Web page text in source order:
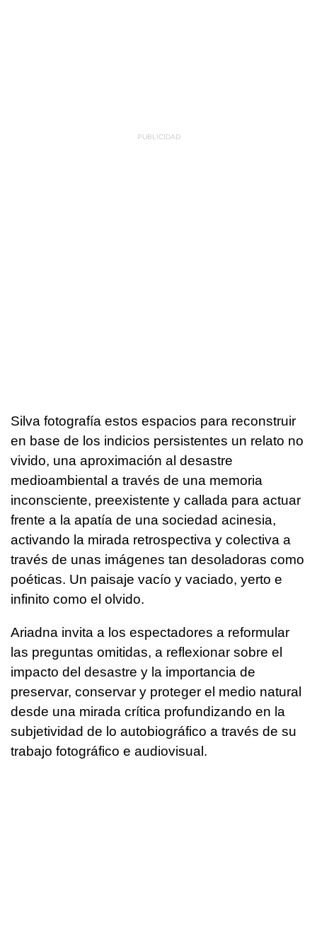
Silva fotografía estos espacios para reconstruir
en base de los indicios persistentes un relato no
vivido, una aproximación al desastre
medioambiental a través de una memoria
inconsciente, preexistente y callada para actuar
frente a la apatía de una sociedad acinesia,
activando la mirada retrospectiva y colectiva a
través de unas imágenes tan desoladoras como
poéticas. Un paisaje vacío y vaciado, yerto e
infinito como el olvido.
Ariadna invita a los espectadores a reformular
las preguntas omitidas, a reflexionar sobre el
impacto del desastre y la importancia de
preservar, conservar y proteger el medio natural
desde una mirada crítica profundizando en la
subjetividad de lo autobiográfico a través de su
trabajo fotográfico e audiovisual.